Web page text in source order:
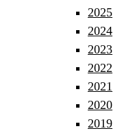
2025
2024
2023
2022
2021
2020
2019